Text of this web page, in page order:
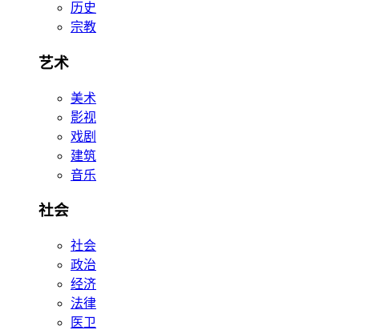
历史
宗教
艺术
美术
影视
戏剧
建筑
音乐
社会
社会
政治
经济
法律
医卫